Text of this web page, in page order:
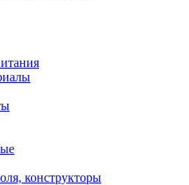
конструкторы